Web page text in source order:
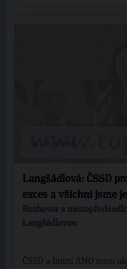
Langšádlová: ČSSD
exces a všichni jsme
Rozhovor s
Langšádlovou
ČSSD a hnutí ANO musí